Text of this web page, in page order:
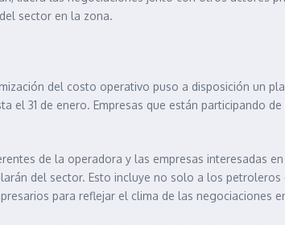
sector en la zona.
del costo operativo puso a disposición un
el 31 de enero. Empresas que están participando
de la operadora y las empresas interesadas
del sector. Esto incluye no solo a los
para reflejar el clima de las negociaciones